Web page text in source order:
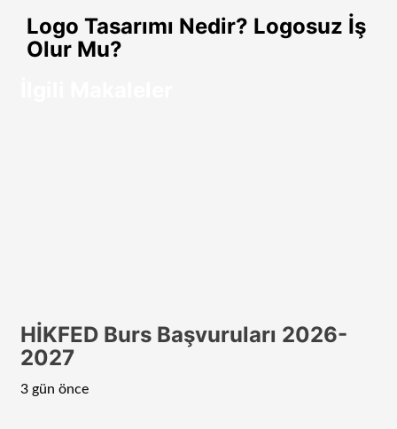
Logo Tasarımı Nedir? Logosuz İş
Olur Mu?
HİKFED Burs Başvuruları 2026-
2027
3 gün önce